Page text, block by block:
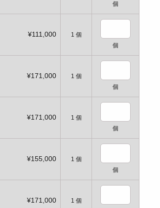
個
¥111,000 1 個
個
¥171,000 1 個
個
¥171,000 1 個
個
¥155,000 1 個
個
¥171,000 1 個